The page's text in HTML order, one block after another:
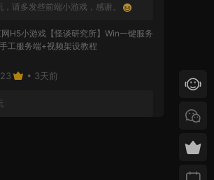
，请多发些前端小游戏，感谢。
网H5小游戏【怪谈研究所】Win一键服务
工服务端+视频架设教程
• 3天前